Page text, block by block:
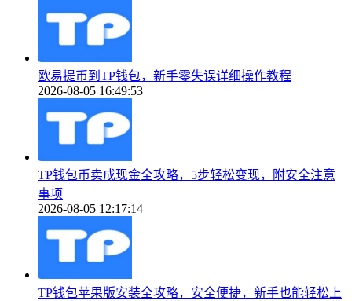
欧易提币到TP钱包，新手零失误详细操作教程
2026-08-05 16:49:53
TP钱包币卖成现金全攻略，5步轻松变现，附安全注意
事项
2026-08-05 12:17:14
TP钱包苹果版安装全攻略，安全便捷，新手也能轻松上